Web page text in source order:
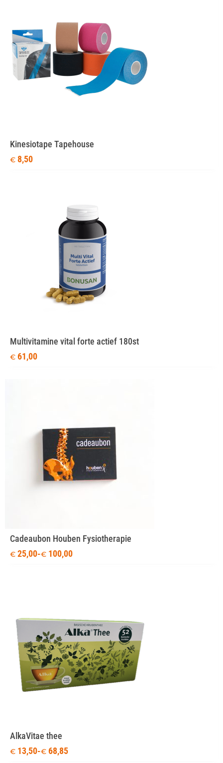
Kinesiotape Tapehouse
€ 8,50
Multivitamine vital forte actief 180st
€ 61,00
Cadeaubon Houben Fysiotherapie
€ 25,00-€ 100,00
AlkaVitae thee
€ 13,50-€ 68,85